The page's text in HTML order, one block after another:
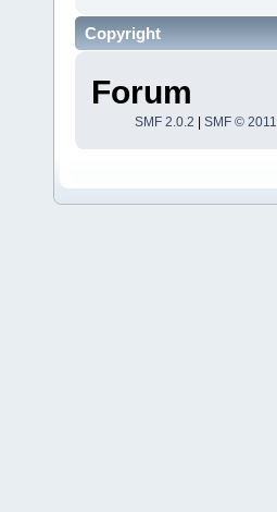
Copyright
Forum
SMF 2.0.2 | SMF © 2011